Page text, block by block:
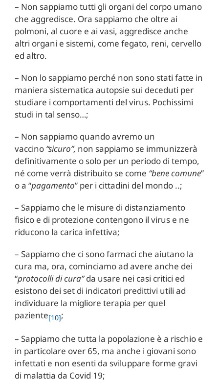
– Non sappiamo tutti gli organi del corpo umano
che aggredisce. Ora sappiamo che oltre ai
polmoni, al cuore e ai vasi, aggredisce anche
altri organi e sistemi, come fegato, reni, cervello
ed altro.
– Non lo sappiamo perché non sono stati fatte in
maniera sistematica autopsie sui deceduti per
studiare i comportamenti del virus. Pochissimi
studi in tal senso…;
– Non sappiamo quando avremo un
vaccino “sicuro”, non sappiamo se immunizzerà
definitivamente o solo per un periodo di tempo,
né come verrà distribuito se come “bene comune”
o a “pagamento” per i cittadini del mondo ..;
– Sappiamo che le misure di distanziamento
fisico e di protezione contengono il virus e ne
riducono la carica infettiva;
– Sappiamo che ci sono farmaci che aiutano la
cura ma, ora, cominciamo ad avere anche dei
“protocolli di cura”da usare nei casi critici ed
esistono dei set di indicatori predittivi utili ad
individuare la migliore terapia per quel
paziente[10];
– Sappiamo che tutta la popolazione è a rischio e
in particolare over 65, ma anche i giovani sono
infettati e non esenti da sviluppare forme gravi
di malattia da Covid 19;